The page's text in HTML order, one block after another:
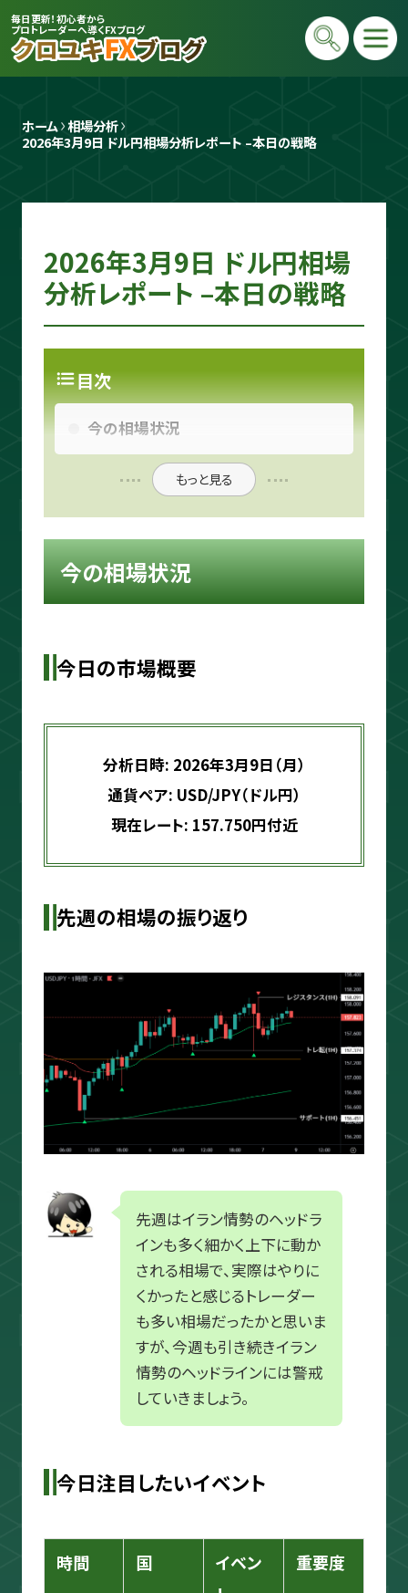
毎日更新！初心者から
プロトレーダーへ導くFXブログ
プロトレーダー
クロユキ
2020年にFXを開始し億トレ達成📈 現在
は毎日LIVEで初心者向けに「勝てる考え
方」と手法を解説。商材は一切販売せず、Y
ouTube＆書籍ですべて公開していま
手伝いをします📺
プロフィールをもっと見る
相場分析
インジケーター
TradingView
トレード資料
ホーム 相場分析
2026年3月9日 ドル円相場分析レポート –本日の戦略
2026年3月9日 ドル円相場
分析レポート –本日の戦略
目次
今の相場状況
もっと見る
今の相場状況
今日の市場概要
分析日時: 2026年3月9日（月）
通貨ペア: USD/JPY（ドル円）
現在レート: 157.750円付近
先週の相場の振り返り
先週はイラン情勢のヘッドラ
インも多く細かく上下に動か
される相場で、実際はやりに
くかったと感じるトレーダー
も多い相場だったかと思いま
すが、今週も引き続きイラン
情勢のヘッドラインには警戒
していきましょう。
今日注目したいイベント
時間 国
イベン
重要度